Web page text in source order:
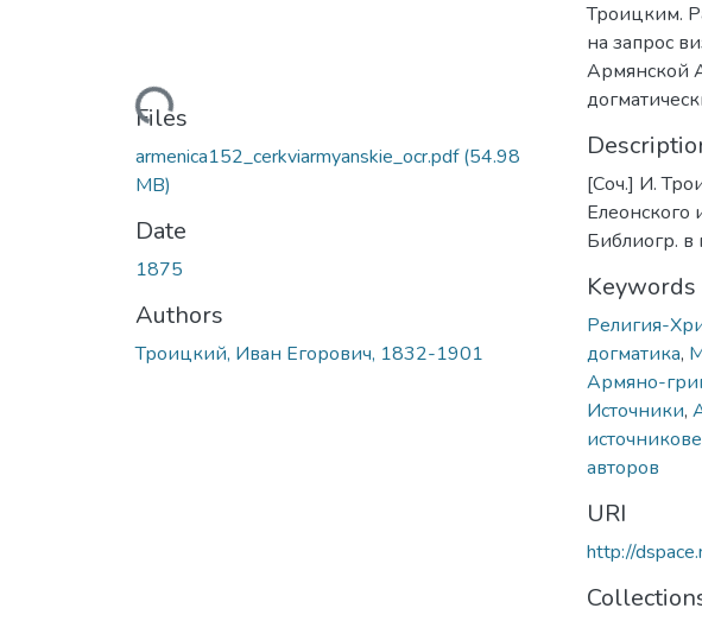
Loading...
Files
armenica152_cerkviarmyanskie_ocr.pdf(54.98
MB)
Date
1875
Authors
Троицкий, Иван Егорович, 1832-1901
Троицким.
на запрос
Армянской
[Соч.] И.
Елеонского
Библиогр.
Keywords
Религия-
догматика,
Армяно-
Источники,
авторов
URI
http://